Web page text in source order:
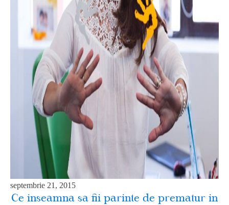
septembrie 21, 2015
Ce inseamna sa fii parinte de prematur in